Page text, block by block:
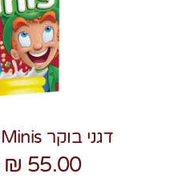
דגני בוקר Lucky Charms Minis
55.00 ₪